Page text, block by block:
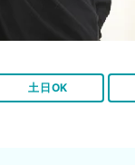
土日OK